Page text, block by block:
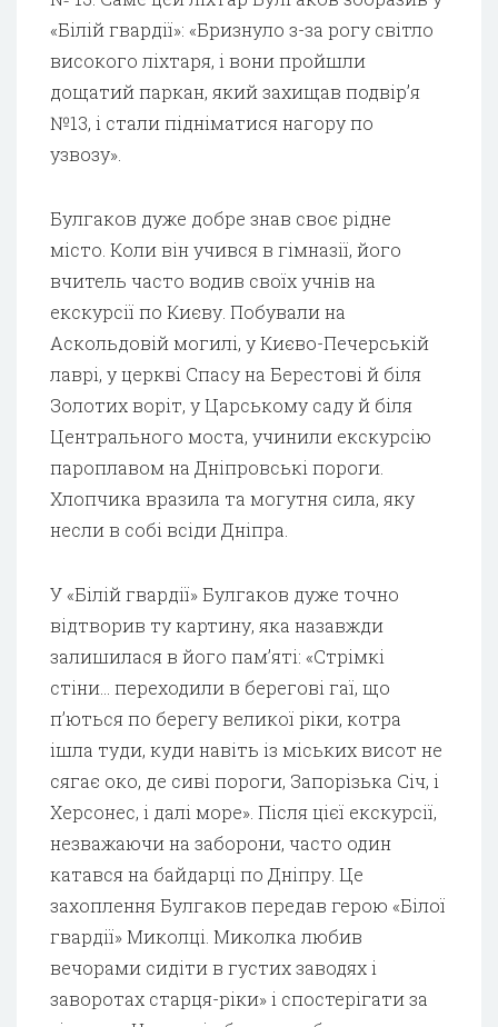
«Білій гвардії»: «Бризнуло з-за рогу світло
високого ліхтаря, і вони пройшли
дощатий паркан, який захищав подвір’я
№13, і стали підніматися нагору по
узвозу».
Булгаков дуже добре знав своє рідне
місто. Коли він учився в гімназії, його
вчитель часто водив своїх учнів на
екскурсії по Києву. Побували на
Аскольдовій могилі, у Києво-Печерській
лаврі, у церкві Спасу на Берестові й біля
Золотих воріт, у Царському саду й біля
Центрального моста, учинили екскурсію
пароплавом на Дніпровські пороги.
Хлопчика вразила та могутня сила, яку
несли в собі всіди Дніпра.
У «Білій гвардії» Булгаков дуже точно
відтворив ту картину, яка назавжди
залишилася в його пам’яті: «Стрімкі
стіни… переходили в берегові гаї, що
п’ються по берегу великої ріки, котра
ішла туди, куди навіть із міських висот не
сягає око, де сиві пороги, Запорізька Січ, і
Херсонес, і далі море». Після цієї екскурсії,
незважаючи на заборони, часто один
катався на байдарці по Дніпру. Це
захоплення Булгаков передав герою «Білої
гвардії» Миколці. Миколка любив
вечорами сидіти в густих заводях і
заворотах старця-ріки» і спостерігати за